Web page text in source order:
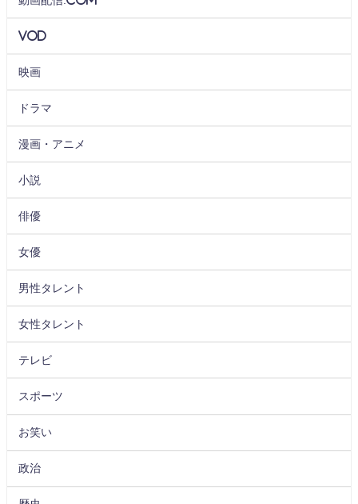
VOD
映画
ドラマ
漫画・アニメ
小説
俳優
女優
男性タレント
女性タレント
テレビ
スポーツ
お笑い
政治